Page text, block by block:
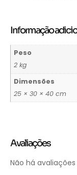
Informação
Peso
2 kg
Dimensões
25 × 30 × 40 cm
Avaliações
Não há avaliações